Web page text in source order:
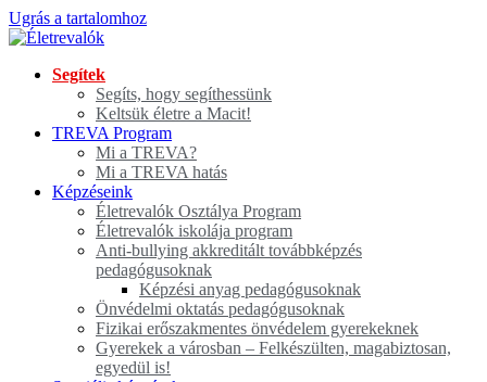
Ugrás a tartalomhoz
Segítek
Segíts, hogy segíthessünk
Keltsük életre a Macit!
TREVA Program
Mi a TREVA?
Mi a TREVA hatás
Képzéseink
Életrevalók Osztálya Program
Életrevalók iskolája program
Anti-bullying akkreditált továbbképzés
pedagógusoknak
Képzési anyag pedagógusoknak
Önvédelmi oktatás pedagógusoknak
Fizikai erőszakmentes önvédelem gyerekeknek
Gyerekek a városban – Felkészülten, magabiztosan,
egyedül is!